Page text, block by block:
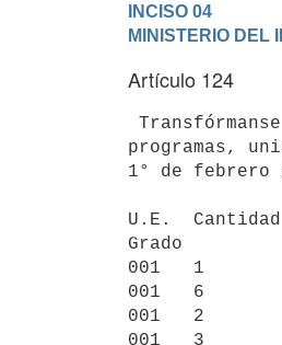
INCISO 04
MINISTERIO DEL
Artículo 124
programas,
1° de febrero
U.E.
Grado
001   1
001   6
001   2
001   3